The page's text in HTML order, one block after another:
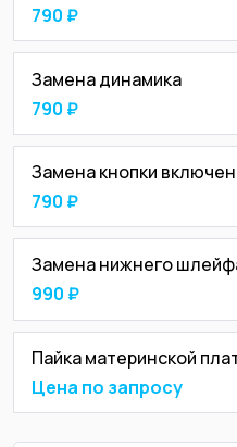
790 ₽
Замена динамика
790 ₽
Замена кнопки
790 ₽
Замена нижнего
990 ₽
Пайка материнской
Цена по запросу